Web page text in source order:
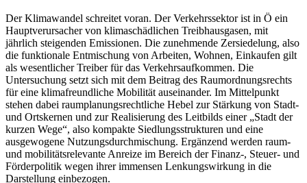
Der Klimawandel schreitet voran. Der Verkehrssektor ist in Ö ein
Hauptverursacher von klimaschädlichen Treibhausgasen, mit
jährlich steigenden Emissionen. Die zunehmende Zersiedelung, also
die funktionale Entmischung von Arbeiten, Wohnen, Einkaufen gilt
als wesentlicher Treiber für das Verkehrsaufkommen. Die
Untersuchung setzt sich mit dem Beitrag des Raumordnungsrechts
für eine klimafreundliche Mobilität auseinander. Im Mittelpunkt
stehen dabei raumplanungsrechtliche Hebel zur Stärkung von Stadt-
und Ortskernen und zur Realisierung des Leitbilds einer „Stadt der
kurzen Wege“, also kompakte Siedlungsstrukturen und eine
ausgewogene Nutzungsdurchmischung. Ergänzend werden raum-
und mobilitätsrelevante Anreize im Bereich der Finanz-, Steuer- und
Förderpolitik wegen ihrer immensen Lenkungswirkung in die
Darstellung einbezogen.